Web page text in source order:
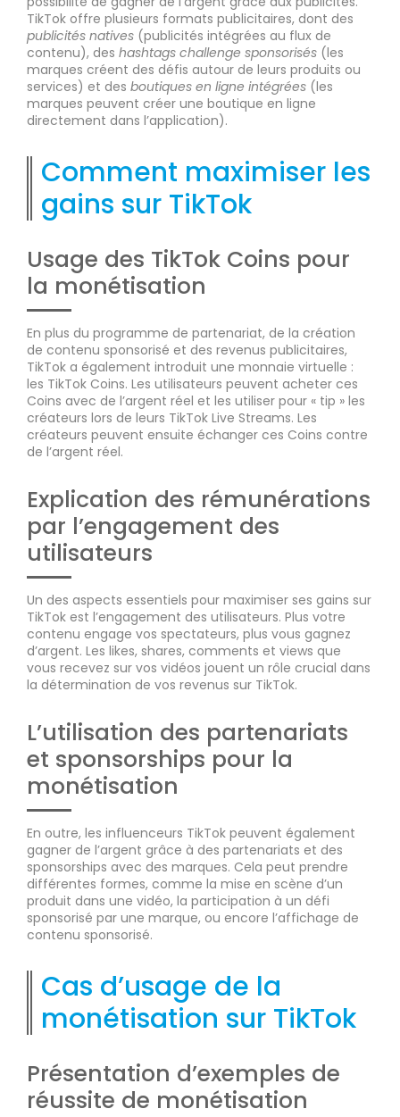
TikTok offre plusieurs formats publicitaires, dont des
publicités natives (publicités intégrées au flux de
contenu), des hashtags challenge sponsorisés (les
marques créent des défis autour de leurs produits ou
services) et des boutiques en ligne intégrées (les
marques peuvent créer une boutique en ligne
directement dans l’application).
Comment maximiser les
gains sur TikTok
Usage des TikTok Coins pour
la monétisation
En plus du programme de partenariat, de la création
de contenu sponsorisé et des revenus publicitaires,
TikTok a également introduit une monnaie virtuelle :
les TikTok Coins. Les utilisateurs peuvent acheter ces
Coins avec de l’argent réel et les utiliser pour « tip » les
créateurs lors de leurs TikTok Live Streams. Les
créateurs peuvent ensuite échanger ces Coins contre
de l’argent réel.
Explication des rémunérations
par l’engagement des
utilisateurs
Un des aspects essentiels pour maximiser ses gains sur
TikTok est l’engagement des utilisateurs. Plus votre
contenu engage vos spectateurs, plus vous gagnez
d’argent. Les likes, shares, comments et views que
vous recevez sur vos vidéos jouent un rôle crucial dans
la détermination de vos revenus sur TikTok.
L’utilisation des partenariats
et sponsorships pour la
monétisation
En outre, les influenceurs TikTok peuvent également
gagner de l’argent grâce à des partenariats et des
sponsorships avec des marques. Cela peut prendre
différentes formes, comme la mise en scène d’un
produit dans une vidéo, la participation à un défi
sponsorisé par une marque, ou encore l’affichage de
contenu sponsorisé.
Cas d’usage de la
monétisation sur TikTok
Présentation d’exemples de
réussite de monétisation